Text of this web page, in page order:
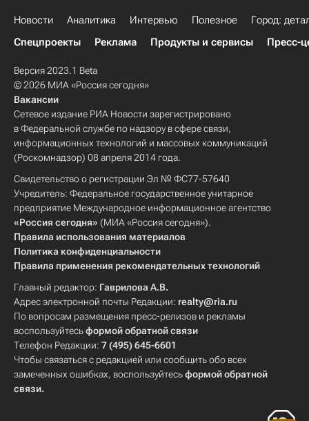
Новости Аналитика Интервью Полезное
Город:
Спецпроекты
Реклама Продукты и сервисы Пресс-
Версия 2023.1 Beta
© 2026 МИА «Россия сегодня»
Вакансии
Сетевое издание РИА Новости зарегистрировано
в Федеральной службе по надзору в сфере связи,
информационных технологий и массовых коммуникаций
(Роскомнадзор) 08 апреля 2014 года.
Свидетельство о регистрации Эл № ФС77-57640
Учредитель: Федеральное государственное унитарное
предприятие Международное информационное агентство
«Россия сегодня» (МИА «Россия сегодня»).
Правила использования материалов
Политика конфиденциальности
Правила применения рекомендательных технологий
Главный редактор: Гаврилова А.В.
Адрес электронной почты Редакции: realty@ria.ru
По вопросам размещения пресс-релизов и рекламы
воспользуйтесьформой обратной связи
Телефон Редакции: 7 (495) 645-6601
Чтобы связаться с редакцией или сообщить обо всех
замеченных ошибках, воспользуйтесьформой обратной
связи.